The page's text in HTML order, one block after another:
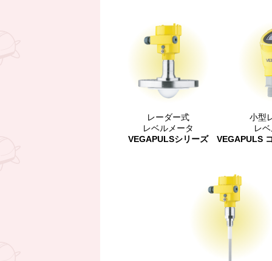
レーダー式
レベルメータ
VEGAPULSシリーズ
小型
レ
VEGAPULS